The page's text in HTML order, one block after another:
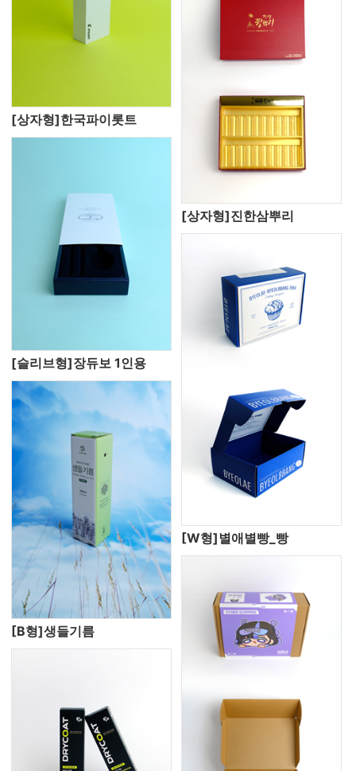
[상자형]한국파이롯트
[슬리브형]장듀보 1인용
[상자형]진한삼뿌리
[B형]생들기름
[W형]별애별빵_빵